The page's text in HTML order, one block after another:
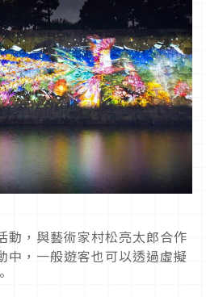
動，與藝術家村松亮太郎合作
中，一般遊客也可以透過虛擬